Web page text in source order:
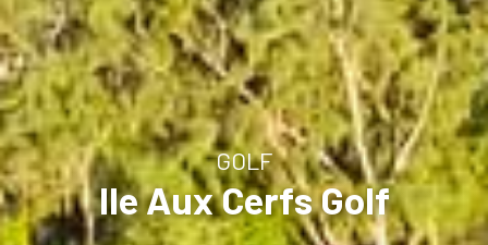
GOLF
Ile Aux Cerfs Golf